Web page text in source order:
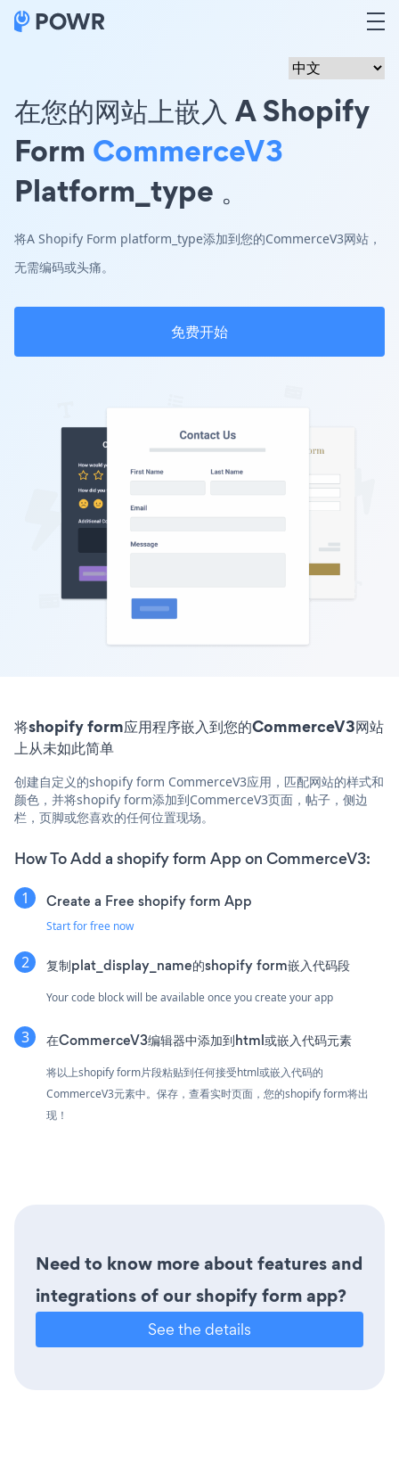
在您的网站上嵌入 A Shopify
Form CommerceV3
Platform_type 。
将A Shopify Form platform_type添加到您的CommerceV3网站，
无需编码或头痛。
免费开始
将shopify form应用程序嵌入到您的CommerceV3网站
上从未如此简单
创建自定义的shopify form CommerceV3应用，匹配网站的样式和
颜色，并将shopify form添加到CommerceV3页面，帖子，侧边
栏，页脚或您喜欢的任何位置现场。
How To Add a shopify form App on CommerceV3:
Create a Free shopify form App
Start for free now
复制plat_display_name的shopify form嵌入代码段
Your code block will be available once you create your app
在CommerceV3编辑器中添加到html或嵌入代码元素
将以上shopify form片段粘贴到任何接受html或嵌入代码的
CommerceV3元素中。保存，查看实时页面，您的shopify form将出
现！
Need to know more about features and
integrations of our shopify form app?
See the details